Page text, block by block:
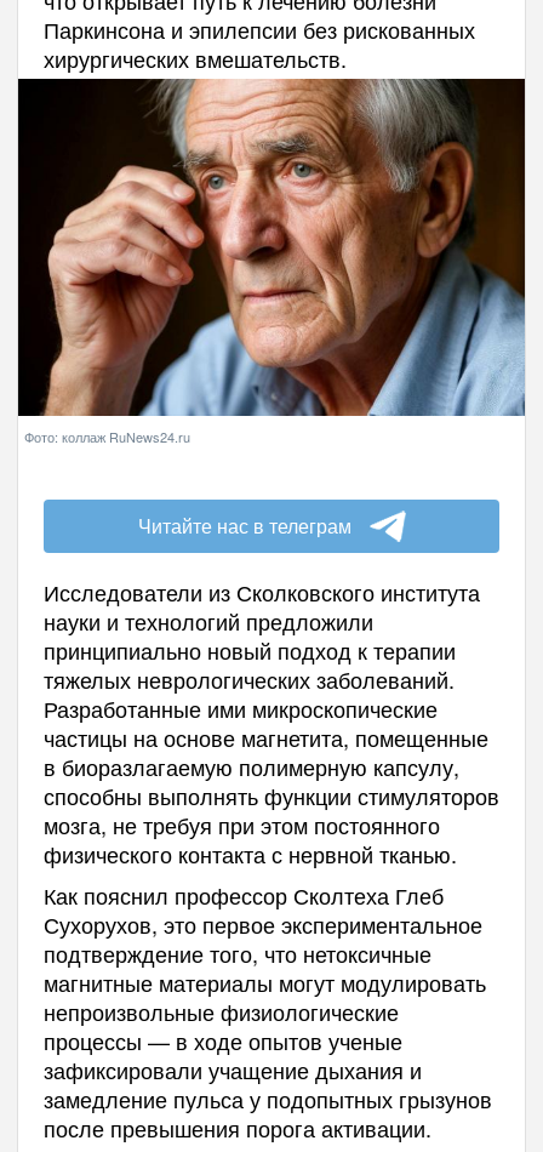
Паркинсона и эпилепсии без рискованных
хирургических вмешательств.
Фото: коллаж RuNews24.ru
Читайте нас в телеграм
Исследователи из Сколковского института
науки и технологий предложили
принципиально новый подход к терапии
тяжелых неврологических заболеваний.
Разработанные ими микроскопические
частицы на основе магнетита, помещенные
в биоразлагаемую полимерную капсулу,
способны выполнять функции стимуляторов
мозга, не требуя при этом постоянного
физического контакта с нервной тканью.
Как пояснил профессор Сколтеха Глеб
Сухорухов, это первое экспериментальное
подтверждение того, что нетоксичные
магнитные материалы могут модулировать
непроизвольные физиологические
процессы — в ходе опытов ученые
зафиксировали учащение дыхания и
замедление пульса у подопытных грызунов
после превышения порога активации.